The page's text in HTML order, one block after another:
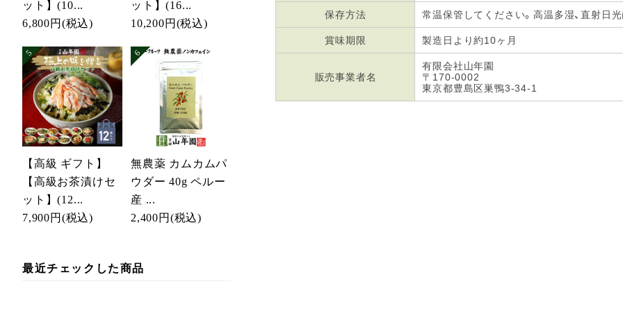
ット】(10...
6,800円 (税込)
ット】(16...
10,200円 (税込)
【高級 ギフト】
【高級お茶漬けセ
ット】(12...
7,900円 (税込)
無農薬 カムカムパ
ウダー 40g ペルー
産 ...
2,400円 (税込)
最近チェックした商品
保存方法 常温保管してください。高温多湿、直射日
賞味期限 製造日より約10ヶ月
販売事業者名
有限会社山年園
〒170-0002
東京都豊島区巣鴨3-34-1